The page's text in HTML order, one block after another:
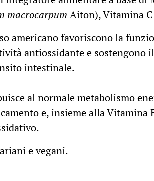
macrocarpum Aiton), Vitamina
americano favoriscono la
antiossidante e sostengono
intestinale.
al normale metabolismo
e, insieme alla Vitamina
e vegani.